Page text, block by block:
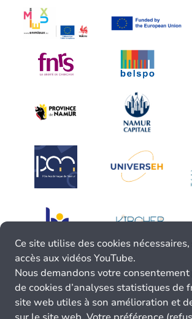
Ce site utilise des cookies
accès aux vidéos YouTube.
Nous demandons votre
de cookies d’analyses statistiques de
site web utiles à son amélioration et